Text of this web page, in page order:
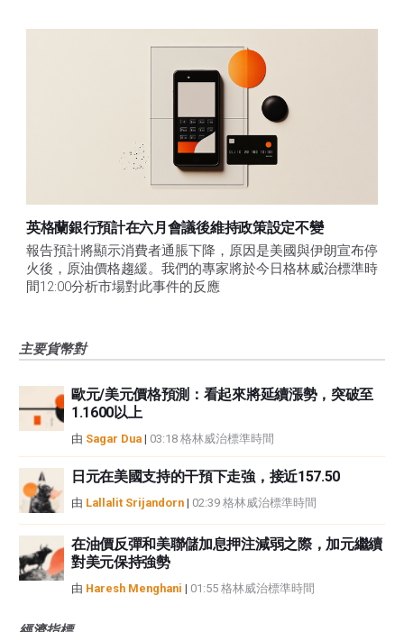
英格蘭銀行預計在六月會議後維持政策設定不變
報告預計將顯示消費者通脹下降，原因是美國與伊朗宣布停
火後，原油價格趨緩。我們的專家將於今日格林威治標準時
間12:00分析市場對此事件的反應
主要貨幣對
歐元/美元價格預測：看起來將延續漲勢，突破至
1.1600以上
由 Sagar Dua | 03:18 格林威治標準時間
日元在美國支持的干預下走強，接近157.50
由 Lallalit Srijandorn | 02:39 格林威治標準時間
在油價反彈和美聯儲加息押注減弱之際，加元繼續
對美元保持強勢
由 Haresh Menghani | 01:55 格林威治標準時間